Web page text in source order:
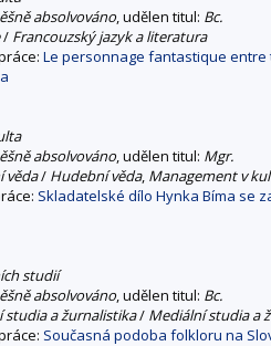
absolvováno, udělen titul: Bc.
/ Francouzský jazyk a literatura
Le personnage fantastique entre
absolvováno, udělen titul: Mgr.
věda/ Hudební věda, Management v
Skladatelské dílo Hynka Bíma se
studií
absolvováno, udělen titul: Bc.
studia a žurnalistika/ Mediální studia a
Současná podoba folkloru na